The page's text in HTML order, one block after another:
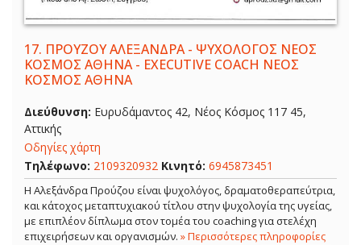
17. ΠΡΟΥΖΟΥ ΑΛΕΞΑΝΔΡΑ - ΨΥΧΟΛΟΓΟΣ ΝΕΟΣ
ΚΟΣΜΟΣ ΑΘΗΝΑ - EXECUTIVE COACH ΝΕΟΣ
ΚΟΣΜΟΣ ΑΘΗΝΑ
Διεύθυνση: Ευρυδάμαντος 42, Νέος Κόσμος 117 45,
Αττικής
Οδηγίες χάρτη
Τηλέφωνο: 2109320932 Κινητό: 6945873451
Η Αλεξάνδρα Προύζου είναι ψυχολόγος, δραματοθεραπεύτρια,
και κάτοχος μεταπτυχιακού τίτλου στην ψυχολογία της υγείας,
με επιπλέον δίπλωμα στον τομέα του coaching για στελέχη
επιχειρήσεων και οργανισμών. » Περισσότερες πληροφορίες